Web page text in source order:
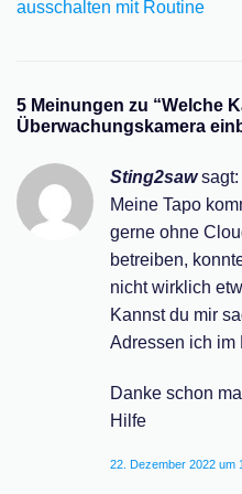
ausschalten mit Routine
5 Meinungen zu “Welche
Überwachungskamera
Sting2saw sagt:
Meine Tapo
gerne ohne
betreiben,
nicht wirklich
Kannst du mir
Adressen ich im
Danke schon
Hilfe
22. Dezember 2022 um